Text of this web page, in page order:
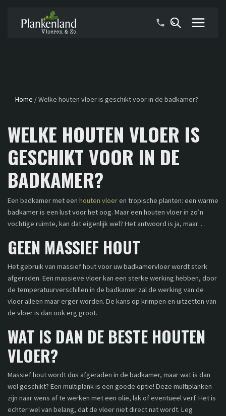
Home /Welke houten vloer is geschikt voor in de badkamer?
WELKE HOUTEN VLOER IS
GESCHIKT VOOR IN DE
BADKAMER?
Een badkamer met een houten vloeren tropische planten: een warme
badkamer is een lust voor het oog. Maar een houten vloer in zo’n
vochtige ruimte, kan dat eigenlijk wel? Het antwoord is ja, maar…
GEEN MASSIEF HOUT
Het gebruik van massief hout voor uw badkamervloer wordt sterk
afgeraden. Een massieve vloer kan een sterke werking hebben, door
de temperatuurverschillen in de badkamer zal de werking van de
vloer alleen maar erger worden. De kans op krimpen en uitzetten van
de vloer is dan ook erg groot.
WAT IS DAN DE BESTE HOUTEN
VLOER?
Massief hout wordt dus afgeraden in de badkamer, maar wat is dan
wel geschikt? Een multiplank is een goede optie! Deze multiplanken
zijn naar wens af te werken met een olie, lak of eventueel verf. Het is
echter wel van belang, dat de vloer niet direct nat wordt. Leg